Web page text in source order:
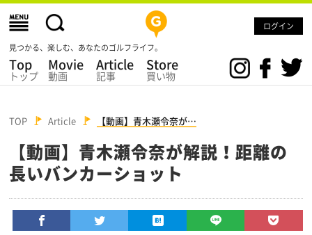
ログイン
見つかる、楽しむ、あなたのゴルフライフ。
Top
トップ
Movie
動画
Article
記事
Store
買い物
TOP Article 【動画】青木瀬令奈が…
【動画】青木瀬令奈が解説！距離の
長いバンカーショット